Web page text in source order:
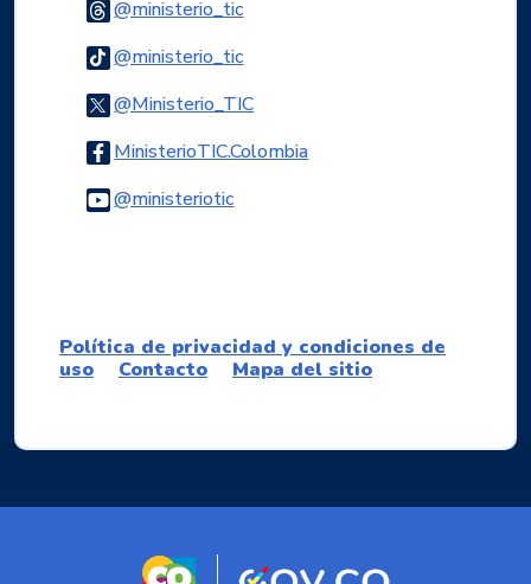
@ministerio_ticLogo Threads
@ministerio_ticLogo Tiktok
@Ministerio_TICLogo Twitter
MinisterioTIC.ColombiaLogo Facebook
@ministerioticLogo Youtube
Política de privacidad y condiciones de
uso
Contacto Mapa del sitio
Logo marca Colombia